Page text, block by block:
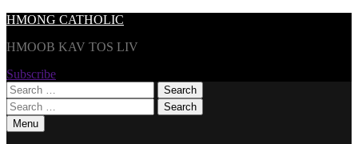
Skip
content
HMONG CATHOLIC
HMOOB KAV TOS LIV
Subscribe
Search
for:
Search
for:Menu